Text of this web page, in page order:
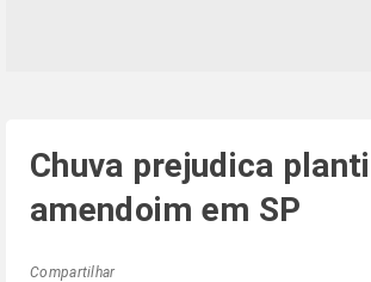
Chuva prejudica
amendoim em SP
Compartilhar